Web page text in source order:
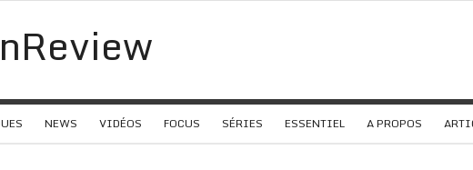
NEWS VIDÉOS FOCUS SÉRIES ESSENTIEL A PROPOS